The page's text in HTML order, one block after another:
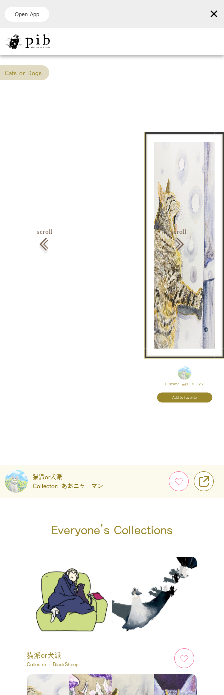
Open App ×
Cats or Dogs
Illustrator: あおニャーマン
Add to favorite
猫派or犬派
Collector: あおニャーマン
Everyone’s Collections
猫派or犬派
Collector : BlackSheep